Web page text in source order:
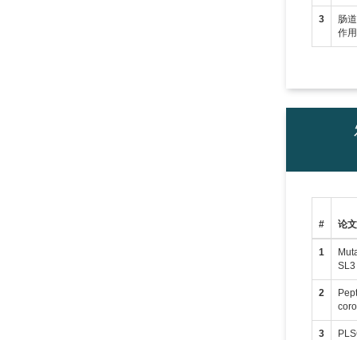
3
肠
作
# 论
1
2
3